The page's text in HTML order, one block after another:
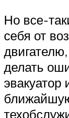
Но все-
себя от
делать
эвакуатор